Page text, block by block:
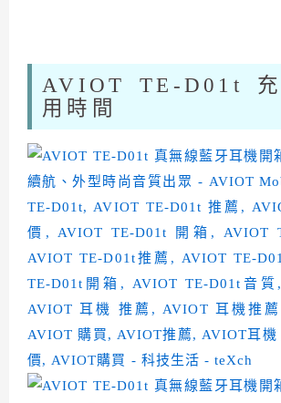
AVIOT TE-D01t
用時間